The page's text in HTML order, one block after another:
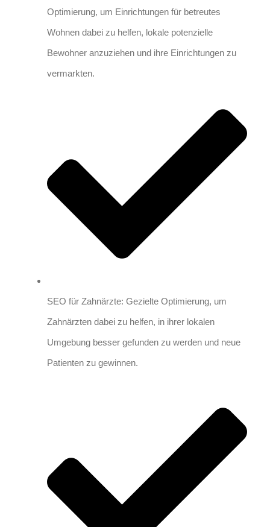
Optimierung, um Einrichtungen für betreutes
Wohnen dabei zu helfen, lokale potenzielle
Bewohner anzuziehen und ihre Einrichtungen zu
vermarkten.
SEO für Zahnärzte: Gezielte Optimierung, um
Zahnärzten dabei zu helfen, in ihrer lokalen
Umgebung besser gefunden zu werden und neue
Patienten zu gewinnen.